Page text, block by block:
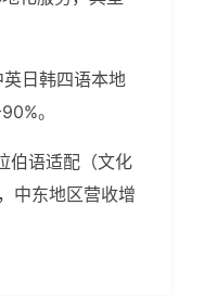
英日韩四语本地
。
伯语适配（文化
中东地区营收增